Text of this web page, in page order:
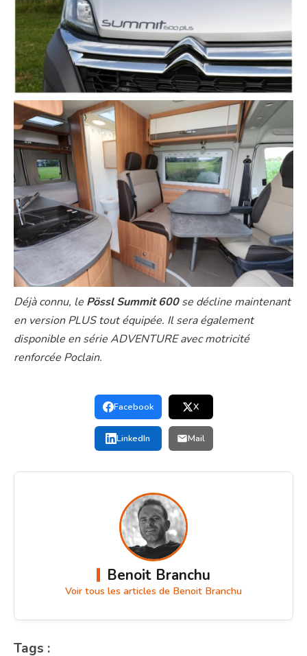
Déjà connu, le Pössl Summit 600se décline maintenant
en version PLUS tout équipée. Il sera également
disponible en série ADVENTURE avec motricité
renforcée Poclain.
Facebook X
LinkedIn Mail
Benoit Branchu
Voir tous les articles de Benoit Branchu
Tags :